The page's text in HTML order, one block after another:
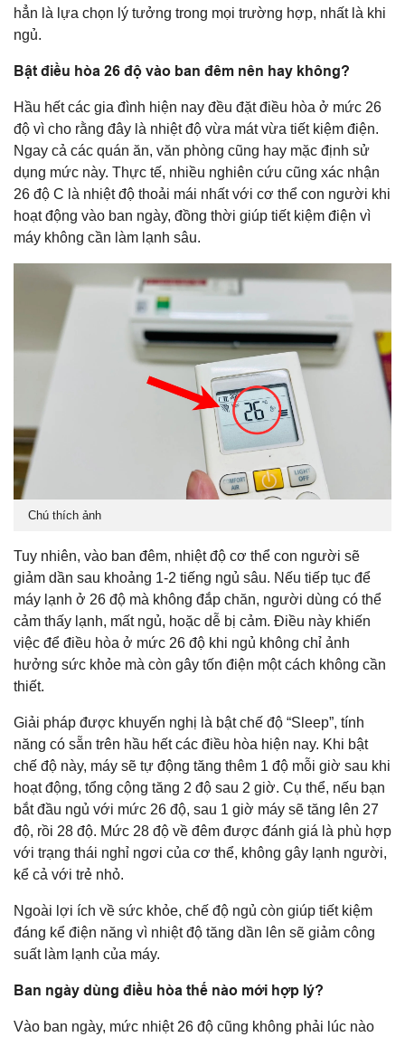
hẳn là lựa chọn lý tưởng trong mọi trường hợp, nhất là khi
ngủ.
Bật điều hòa 26 độ vào ban đêm nên hay không?
Hầu hết các gia đình hiện nay đều đặt điều hòa ở mức 26
độ vì cho rằng đây là nhiệt độ vừa mát vừa tiết kiệm điện.
Ngay cả các quán ăn, văn phòng cũng hay mặc định sử
dụng mức này. Thực tế, nhiều nghiên cứu cũng xác nhận
26 độ C là nhiệt độ thoải mái nhất với cơ thể con người khi
hoạt động vào ban ngày, đồng thời giúp tiết kiệm điện vì
máy không cần làm lạnh sâu.
Chú thích ảnh
Tuy nhiên, vào ban đêm, nhiệt độ cơ thể con người sẽ
giảm dần sau khoảng 1-2 tiếng ngủ sâu. Nếu tiếp tục để
máy lạnh ở 26 độ mà không đắp chăn, người dùng có thể
cảm thấy lạnh, mất ngủ, hoặc dễ bị cảm. Điều này khiến
việc để điều hòa ở mức 26 độ khi ngủ không chỉ ảnh
hưởng sức khỏe mà còn gây tốn điện một cách không cần
thiết.
Giải pháp được khuyến nghị là bật chế độ “Sleep”, tính
năng có sẵn trên hầu hết các điều hòa hiện nay. Khi bật
chế độ này, máy sẽ tự động tăng thêm 1 độ mỗi giờ sau khi
hoạt động, tổng cộng tăng 2 độ sau 2 giờ. Cụ thể, nếu bạn
bắt đầu ngủ với mức 26 độ, sau 1 giờ máy sẽ tăng lên 27
độ, rồi 28 độ. Mức 28 độ về đêm được đánh giá là phù hợp
với trạng thái nghỉ ngơi của cơ thể, không gây lạnh người,
kể cả với trẻ nhỏ.
Ngoài lợi ích về sức khỏe, chế độ ngủ còn giúp tiết kiệm
đáng kể điện năng vì nhiệt độ tăng dần lên sẽ giảm công
suất làm lạnh của máy.
Ban ngày dùng điều hòa thế nào mới hợp lý?
Vào ban ngày, mức nhiệt 26 độ cũng không phải lúc nào